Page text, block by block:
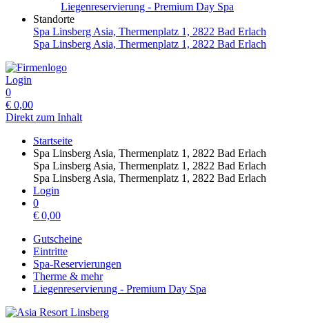
Liegenreservierung - Premium Day Spa
Standorte
Spa Linsberg Asia, Thermenplatz 1, 2822 Bad Erlach
Spa Linsberg Asia, Thermenplatz 1, 2822 Bad Erlach
Login
0
€ 0,00
Direkt zum Inhalt
Startseite
Spa Linsberg Asia, Thermenplatz 1, 2822 Bad Erlach
Spa Linsberg Asia, Thermenplatz 1, 2822 Bad Erlach
Spa Linsberg Asia, Thermenplatz 1, 2822 Bad Erlach
Login
0
€ 0,00
Gutscheine
Eintritte
Spa-Reservierungen
Therme & mehr
Liegenreservierung - Premium Day Spa